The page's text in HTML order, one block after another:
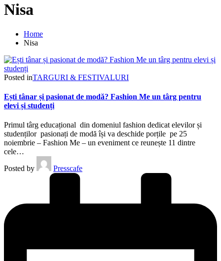
Nisa
Home
Nisa
Posted inTARGURI & FESTIVALURI
Ești tânar și pasionat de modă? Fashion Me un târg pentru
elevi și studenți
Primul târg educațional din domeniul fashion dedicat elevilor și
studenților pasionați de modă își va deschide porțile pe 25
noiembrie – Fashion Me – un eveniment ce reunește 11 dintre
cele…
Posted by
Presscafe